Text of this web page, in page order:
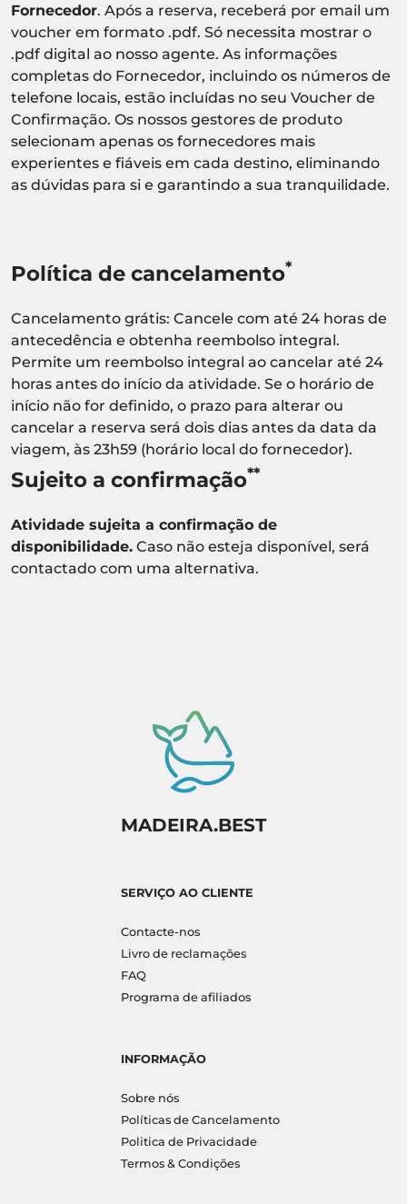
Fornecedor. Após a reserva, receberá por email um
voucher em formato .pdf. Só necessita mostrar o
.pdf digital ao nosso agente. As informações
completas do Fornecedor, incluindo os números de
telefone locais, estão incluídas no seu Voucher de
Confirmação. Os nossos gestores de produto
selecionam apenas os fornecedores mais
experientes e fiáveis em cada destino, eliminando
as dúvidas para si e garantindo a sua tranquilidade.
Política de cancelamento*
Cancelamento grátis: Cancele com até 24 horas de
antecedência e obtenha reembolso integral.
Permite um reembolso integral ao cancelar até 24
horas antes do início da atividade. Se o horário de
início não for definido, o prazo para alterar ou
cancelar a reserva será dois dias antes da data da
viagem, às 23h59 (horário local do fornecedor).
Sujeito a confirmação**
Atividade sujeita a confirmação de
disponibilidade. Caso não esteja disponível, será
contactado com uma alternativa.
MADEIRA.BEST
SERVIÇO AO CLIENTE
Contacte-nos
Livro de reclamações
FAQ
Programa de afiliados
INFORMAÇÃO
Sobre nós
Políticas de Cancelamento
Politica de Privacidade
Termos & Condições